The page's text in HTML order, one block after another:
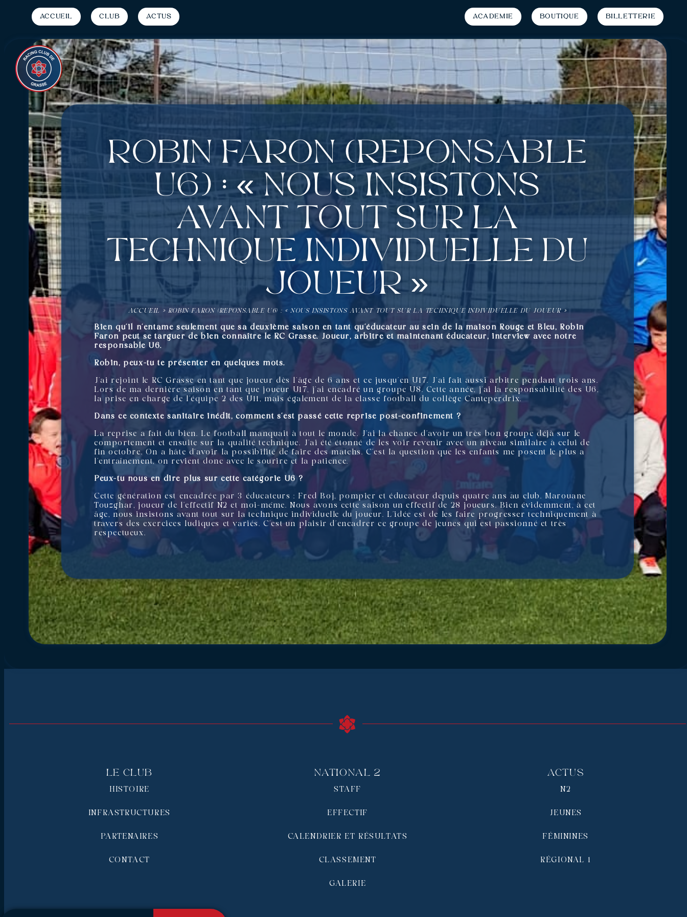
Accueil Club Actus Académie Boutique Billetterie
Robin Faron (reponsable
U6) : « Nous insistons
avant tout sur la
technique individuelle du
joueur »
ACCUEIL » ROBIN FARON (REPONSABLE U6) : « NOUS INSISTONS AVANT TOUT SUR LA TECHNIQUE INDIVIDUELLE DU JOUEUR »
Bien qu’il n’entame seulement que sa deuxième saison en tant qu’éducateur au sein de la maison Rouge et Bleu, Robin
Faron peut se targuer de bien connaître le RC Grasse. Joueur, arbitre et maintenant éducateur, interview avec notre
responsable U6.
Robin, peux-tu te présenter en quelques mots.
J’ai rejoint le RC Grasse en tant que joueur dès l’âge de 6 ans et ce jusqu’en U17. J’ai fait aussi arbitre pendant trois ans.
Lors de ma dernière saison en tant que joueur U17, j’ai encadré un groupe U8. Cette année, j’ai la responsabilité des U6,
la prise en charge de l’équipe 2 des U11, mais également de la classe football du collège Canteperdrix.
Dans ce contexte sanitaire inédit, comment s’est passé cette reprise post-confinement ?
La reprise a fait du bien. Le football manquait à tout le monde. J’ai la chance d’avoir un très bon groupe déjà sur le
comportement et ensuite sur la qualité technique. J’ai été étonné de les voir revenir avec un niveau similaire à celui de
fin octobre. On a hâte d’avoir la possibilité de faire des matchs. C’est la question que les enfants me posent le plus a
l’entraînement, on revient donc avec le sourire et la patience.
Peux-tu nous en dire plus sur cette catégorie U6 ?
Cette génération est encadrée par 3 éducateurs : Fred Boj, pompier et éducateur depuis quatre ans au club. Marouane
Touzghar, joueur de l’effectif N2 et moi-même. Nous avons cette saison un effectif de 28 joueurs. Bien évidemment, à cet
âge, nous insistons avant tout sur la technique individuelle du joueur. L’idée est de les faire progresser techniquement à
travers des exercices ludiques et variés. C’est un plaisir d’encadrer ce groupe de jeunes qui est passionné et très
respectueux.
Le Club
HISTOIRE
INFRASTRUCTURES
PARTENAIRES
CONTACT
National 2
STAFF
EFFECTIF
CALENDRIER ET RÉSULTATS
CLASSEMENT
GALERIE
Actus
N2
JEUNES
FÉMININES
RÉGIONAL 1